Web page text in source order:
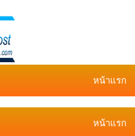
หน้าแรก
หน้าแรก